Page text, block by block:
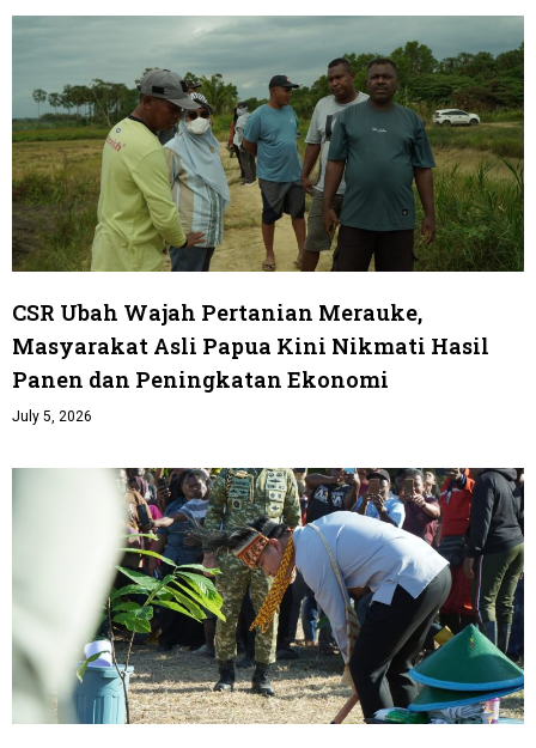
CSR Ubah Wajah Pertanian Merauke,
Masyarakat Asli Papua Kini Nikmati Hasil
Panen dan Peningkatan Ekonomi
July 5, 2026